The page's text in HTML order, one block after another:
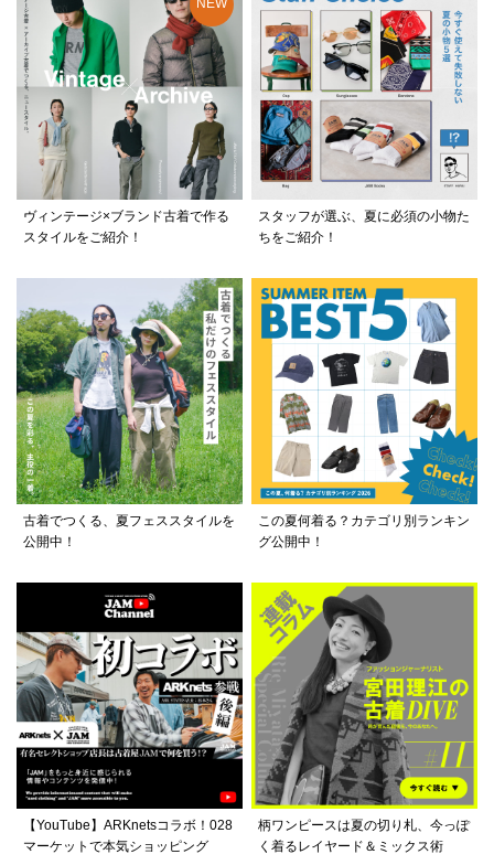
ヴィンテージ×ブランド古着で作る
スタイルをご紹介！
スタッフが選ぶ、夏に必須の小物た
ちをご紹介！
古着でつくる、夏フェススタイルを
公開中！
この夏何着る？カテゴリ別ランキン
グ公開中！
【YouTube】ARKnetsコラボ！028
マーケットで本気ショッピング
柄ワンピースは夏の切り札、今っぽ
く着るレイヤード＆ミックス術